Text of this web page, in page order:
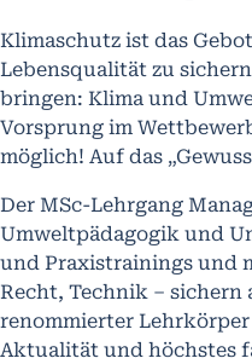
Klimaschutz ist das
Lebensqualität zu
bringen: Klima und
Vorsprung im
möglich! Auf das
Der MSc-Lehrgang
Umweltpädagogik und
und Praxistrainings und
Recht, Technik –
renommierter
Aktualität und höchstes